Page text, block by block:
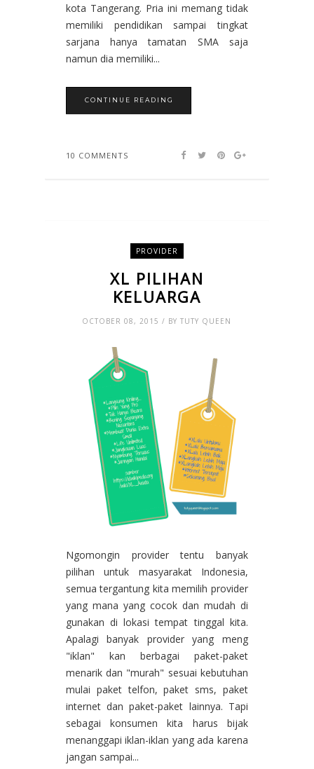
kota Tangerang. Pria ini memang tidak
memiliki pendidikan sampai tingkat
sarjana hanya tamatan SMA saja
namun dia memiliki...
CONTINUE READING
10 COMMENTS
PROVIDER
XL PILIHAN
KELUARGA
OCTOBER 08, 2015 / BY TUTY QUEEN
Ngomongin provider tentu banyak
pilihan untuk masyarakat Indonesia,
semua tergantung kita memilih provider
yang mana yang cocok dan mudah di
gunakan di lokasi tempat tinggal kita.
Apalagi banyak provider yang meng
"iklan" kan berbagai paket-paket
menarik dan "murah" sesuai kebutuhan
mulai paket telfon, paket sms, paket
internet dan paket-paket lainnya. Tapi
sebagai konsumen kita harus bijak
menanggapi iklan-iklan yang ada karena
jangan sampai...